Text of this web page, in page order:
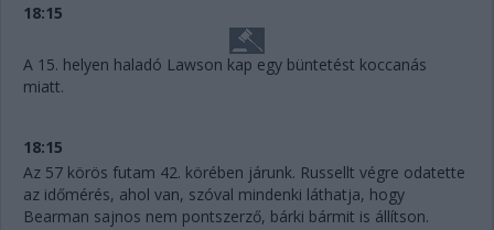
18:15
A 15. helyen haladó Lawson kap egy büntetést koccanás
miatt.
18:15
Az 57 körös futam 42. körében járunk. Russellt végre odatette
az időmérés, ahol van, szóval mindenki láthatja, hogy
Bearman sajnos nem pontszerző, bárki bármit is állítson.